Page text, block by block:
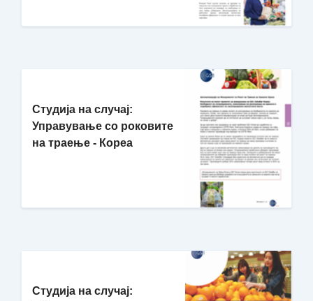
Студија на случај:
Управување со роковите
на траење - Кореа
Студија на случај: